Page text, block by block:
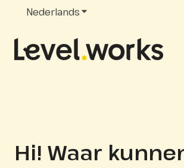
NederlandsSubmenu tonen voor
Hi! Waar